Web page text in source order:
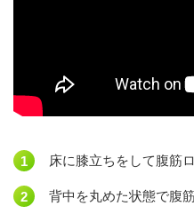
床に膝立ちをして腹筋
背中を丸めた状態で腹